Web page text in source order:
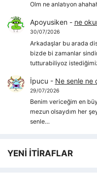
Olm ne anlatıyon
Apoyusiken- ne
30/07/2026
Arkadaşlar bu arada
bizde bi zamanlar
tutturabiliyoz
İpucu - Ne senle ne
29/07/2026
Benim vericeğim en
mezun olsaydım her
senle…
YENİ İTİRAFLAR